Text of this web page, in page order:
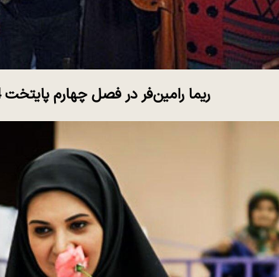
ریما رامین‌فر در فصل چهارم پایتخت 1394